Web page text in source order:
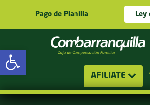
Abrir barra de
Pago de Planilla Ley
AFILIATE